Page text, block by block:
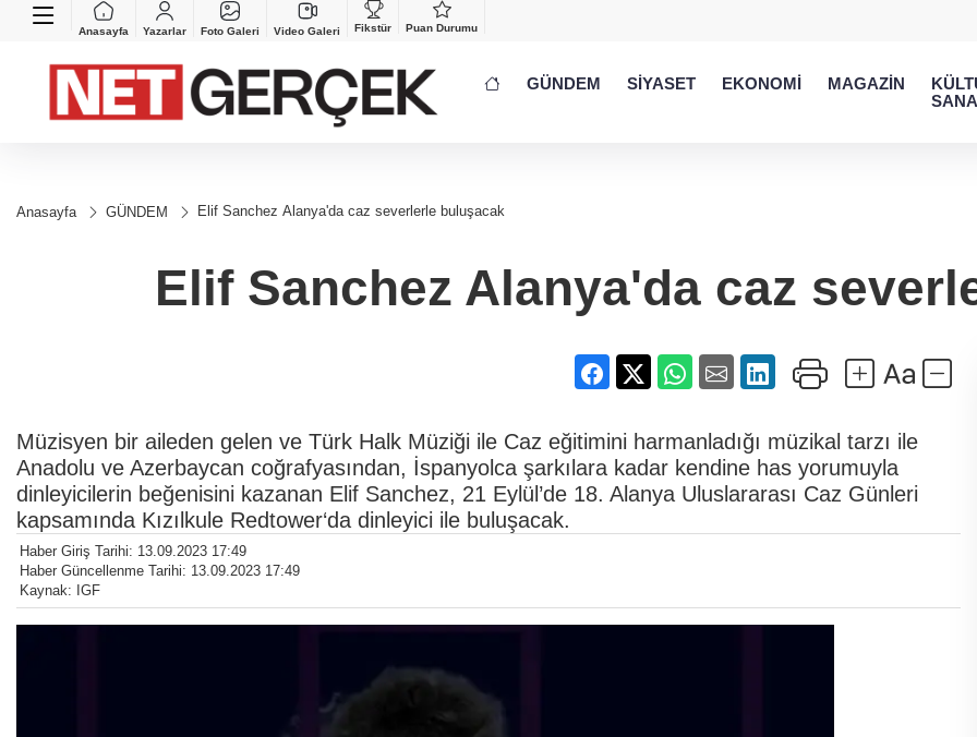
Anasayfa Yazarlar Foto Galeri Video Galeri Fikstür Puan Durumu
GÜNDEM SİYASET EKONOMİ MAGAZİN
Anasayfa GÜNDEM Elif Sanchez Alanya'da caz severlerle buluşacak
Elif Sanchez Alanya'da caz
Müzisyen bir aileden gelen ve Türk Halk Müziği ile Caz eğitimini harmanladığı müzikal tarzı ile
Anadolu ve Azerbaycan coğrafyasından, İspanyolca şarkılara kadar kendine has yorumuyla
dinleyicilerin beğenisini kazanan Elif Sanchez, 21 Eylül’de 18. Alanya Uluslararası Caz Günleri
kapsamında Kızılkule Redtower‘da dinleyici ile buluşacak.
Haber Giriş Tarihi: 13.09.2023 17:49
Haber Güncellenme Tarihi: 13.09.2023 17:49
Kaynak: IGF